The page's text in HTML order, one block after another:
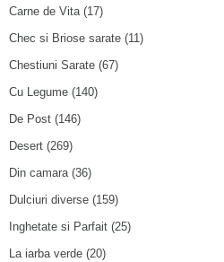
Carne de Vita(17)
Chec si Briose sarate (11)
Chestiuni Sarate (67)
Cu Legume (140)
De Post (146)
Desert (269)
Din camara(36)
Dulciuri diverse (159)
Inghetate si Parfait (25)
La iarba verde (20)